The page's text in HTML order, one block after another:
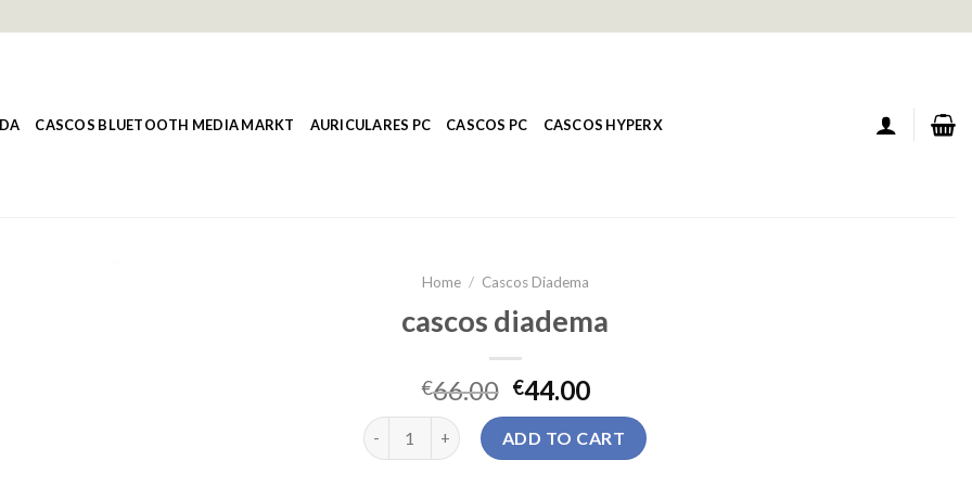
CASCOS BLUETOOTH MEDIA MARKT AURICULARES PC CASCOS PC CASCOS HYPERX
Home / Cascos Diadema
cascos diadema
€66.00 €44.00
cascos diadema quantityADD TO CART